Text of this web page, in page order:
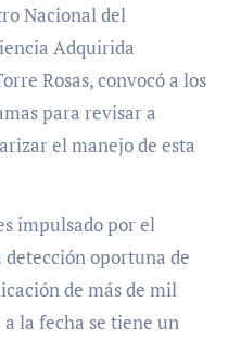
Nacional del
Adquirida
Rosas, convocó a los
para revisar a
el manejo de esta
impulsado por el
detección oportuna de
de más de mil
la fecha se tiene un